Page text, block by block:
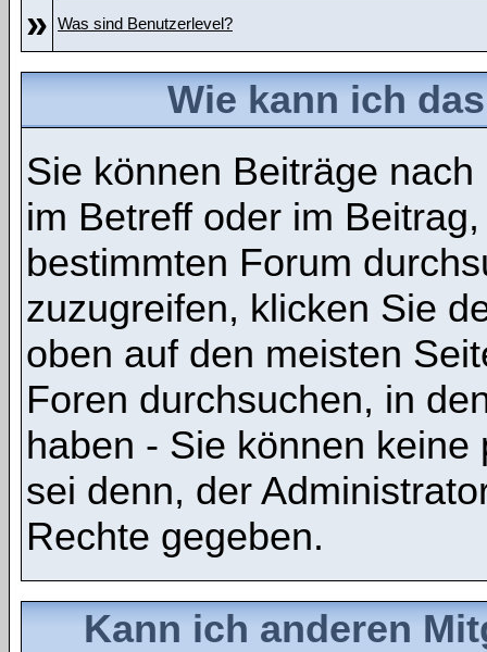
» Was sind Benutzerlevel?
Wie kann ich
Sie können Beiträge
im Betreff oder im
bestimmten Forum
zuzugreifen, klicken Sie
oben auf den meisten
Foren durchsuchen, in
haben - Sie können
sei denn, der
Rechte gegeben.
Kann ich anderen